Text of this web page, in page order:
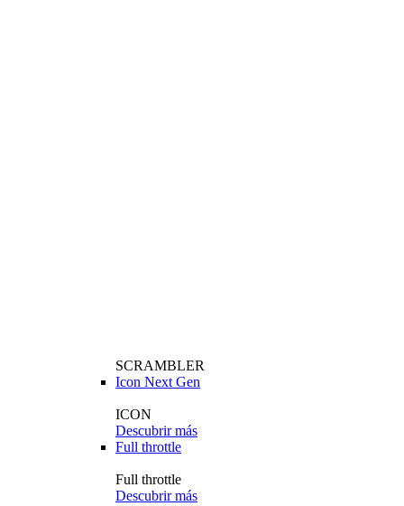
SCRAMBLER
Icon Next Gen
ICON
Descubrir más
Full throttle
Full throttle
Descubrir más